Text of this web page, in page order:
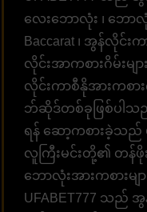
လေးဘောလုံး ၊ ဘော
Baccarat ၊ အွန်လိုင်း
လိုင်းအာကစားဂိမ်းမ
လိုင်းကာစီနိုအားကစာ
ဘ်ဆိုဒ်တစ်ခုဖြစ်ပါသည်
ရန် ဆော့ကစားခဲ့သည်
လူကြီးမင်းတို့၏ တန်ဖို
ဘောလုံးအားကစားမ
UFABET777 သည်